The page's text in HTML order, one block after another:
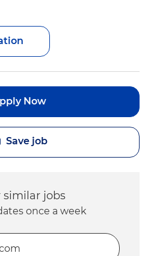
Now
Save job
similar jobs
once a week
(Required)